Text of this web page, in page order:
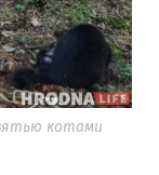
котами